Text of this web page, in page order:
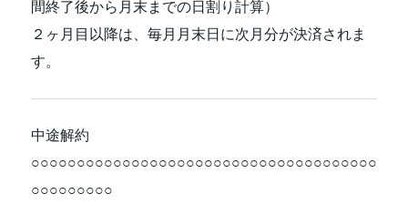
間終了後から月末までの日割り計算）
２ヶ月目以降は、毎月月末日に次月分が決済されま
す。
中途解約
○○○○○○○○○○○○○○○○○○○○○○○○○○○○○○○○○○○○○○
○○○○○○○○○